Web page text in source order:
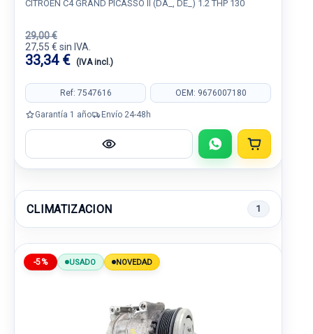
CITROËN C4 GRAND PICASSO II (DA_, DE_) 1.2 THP 130
29,00 €
27,55 € sin IVA.
33,34 € (IVA incl.)
Ref: 7547616 OEM: 9676007180
Garantía 1 año Envío 24-48h
CLIMATIZACION 1
-5% USADO NOVEDAD